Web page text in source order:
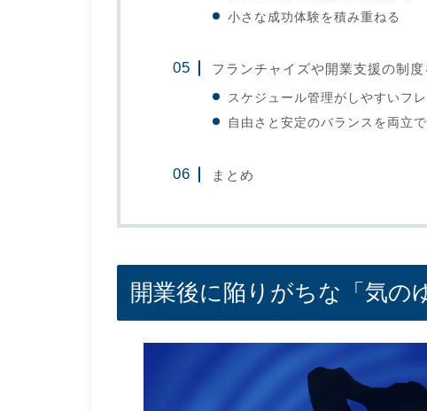
小さな成功体験を積み重ねる
フランチャイズや開業支援の制
スケジュール管理がしやすいフ
自由さと安定のバランスを両立
まとめ
開業後に陥りがちな「気の